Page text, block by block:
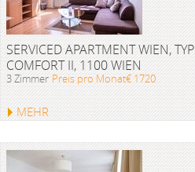
SERVICED APARTMENT WIEN, TYP
COMFORT II, 1100 WIEN
3 Zimmer Preis pro Monat€ 1720
MEHR